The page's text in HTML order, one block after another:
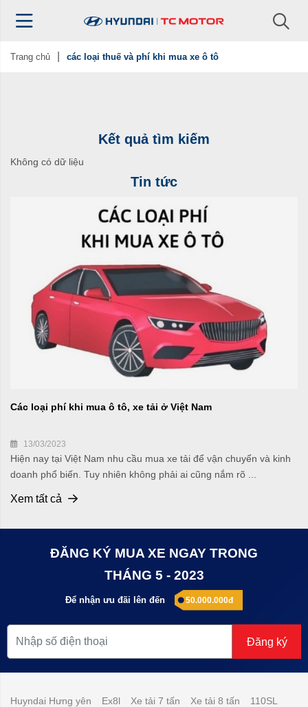
Trang chủ các loại thuế và phí khi mua xe ô tô
Kết quả tìm kiếm
Không có dữ liệu
Tin tức
Các loại phí khi mua ô tô, xe tải ở Việt Nam
13/03/2023
Hiện nay tại Việt Nam nhu cầu mua xe tải để vận chuyển và kinh
doanh phổ biến. Tuy nhiên không phải ai cũng nắm rõ ...
Xem tất cả
ĐĂNG KÝ MUA XE NGAY TRONG
THÁNG 5 - 2023
Để nhận ưu đãi lên đến 50.000.000đ
Đăng ký
Huyndai Hưng yên Ex8l Xe tải 7 tấn Xe tải 8 tấn
110SL